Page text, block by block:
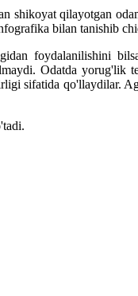
shikoyat qilayotgan
bilan tanishib
foydalanilishini
Odatda
sifatida qo'llaydilar.